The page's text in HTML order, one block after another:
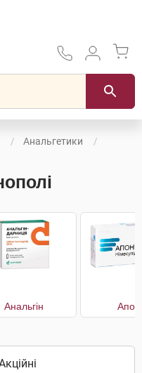
Анальгетики
Анальгін